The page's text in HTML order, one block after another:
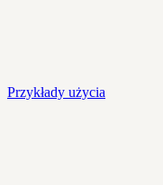
Przykłady użycia